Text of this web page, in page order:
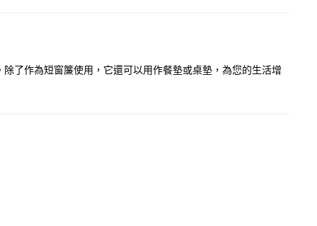
了作為短窗簾使用，它還可以用作餐墊或桌墊，為您的生活增